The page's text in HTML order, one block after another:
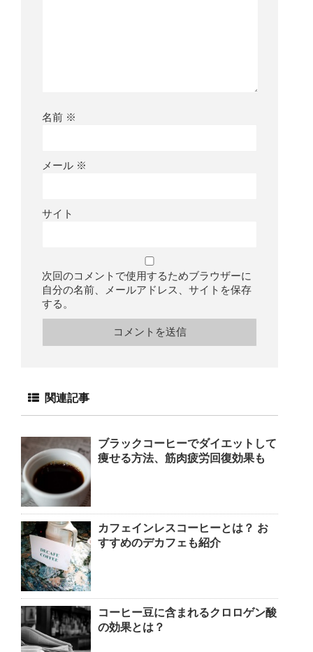
名前 ※
メール ※
サイト
次回のコメントで使用するためブラウザーに
自分の名前、メールアドレス、サイトを保存
する。
関連記事
ブラックコーヒーでダイエットして
痩せる方法、筋肉疲労回復効果も
カフェインレスコーヒーとは？ お
すすめのデカフェも紹介
コーヒー豆に含まれるクロロゲン酸
の効果とは？